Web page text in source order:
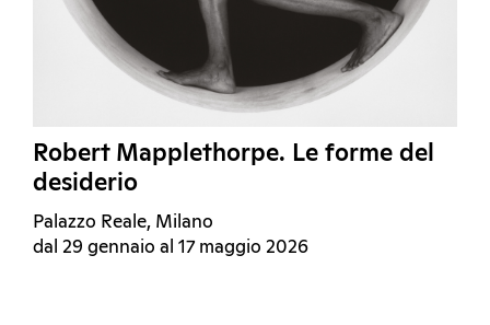
Robert Mapplethorpe. Le forme del
desiderio
Palazzo Reale, Milano
dal 29 gennaio al 17 maggio 2026